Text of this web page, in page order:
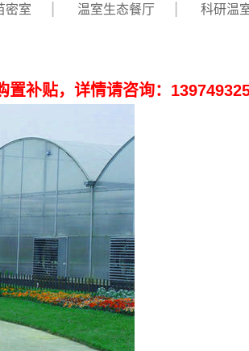
密室 温室生态餐厅 科研温
补贴，详情请咨询：